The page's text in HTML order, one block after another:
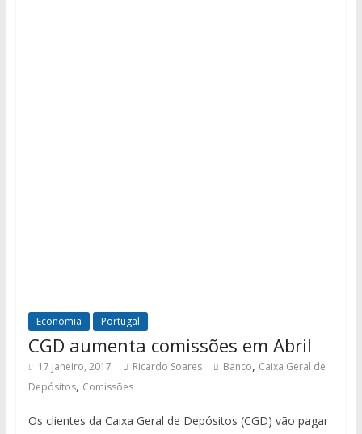
Economia Portugal
CGD aumenta comissões em Abril
17 Janeiro, 2017 Ricardo Soares Banco, Caixa Geral de
Depósitos, Comissões
Os clientes da Caixa Geral de Depósitos (CGD) vão pagar